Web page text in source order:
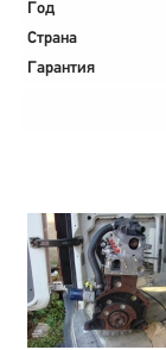
Год
Страна
Гарантия